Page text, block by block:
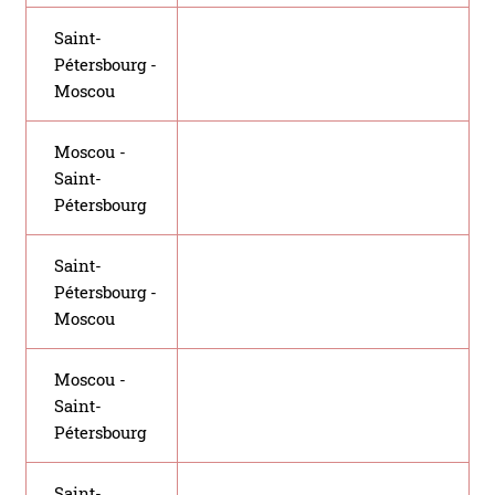
Saint-
Pétersbourg -
Moscou
Moscou -
Saint-
Pétersbourg
Saint-
Pétersbourg -
Moscou
Moscou -
Saint-
Pétersbourg